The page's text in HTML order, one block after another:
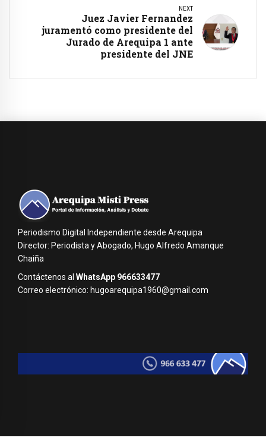
NEXT
Juez Javier Fernandez
juramentó como presidente del
Jurado de Arequipa 1 ante
presidente del JNE
Periodismo Digital Independiente desde Arequipa
Director: Periodista y Abogado, Hugo Alfredo Amanque
Chaiña
Contáctenos al WhatsApp 966633477
Correo electrónico: hugoarequipa1960@gmail.com